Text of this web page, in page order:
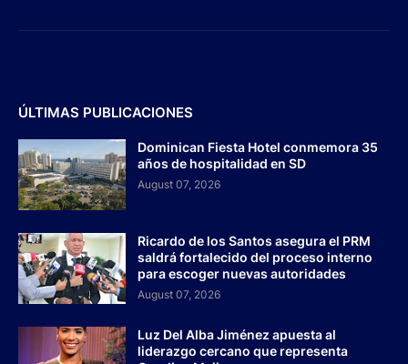
ÚLTIMAS PUBLICACIONES
Dominican Fiesta Hotel conmemora 35
años de hospitalidad en SD
August 07, 2026
Ricardo de los Santos asegura el PRM
saldrá fortalecido del proceso interno
para escoger nuevas autoridades
August 07, 2026
Luz Del Alba Jiménez apuesta al
liderazgo cercano que representa